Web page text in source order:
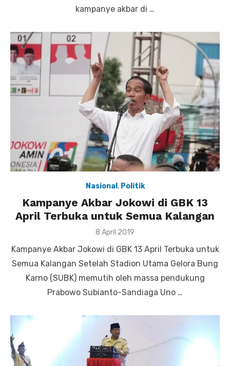
kampanye akbar di …
Nasional , Politik
Kampanye Akbar Jokowi di GBK 13
April Terbuka untuk Semua Kalangan
Posted
8 April 2019
Kampanye Akbar Jokowi di GBK 13 April Terbuka untuk
Semua Kalangan Setelah Stadion Utama Gelora Bung
Karno (SUBK) memutih oleh massa pendukung
Prabowo Subianto-Sandiaga Uno …